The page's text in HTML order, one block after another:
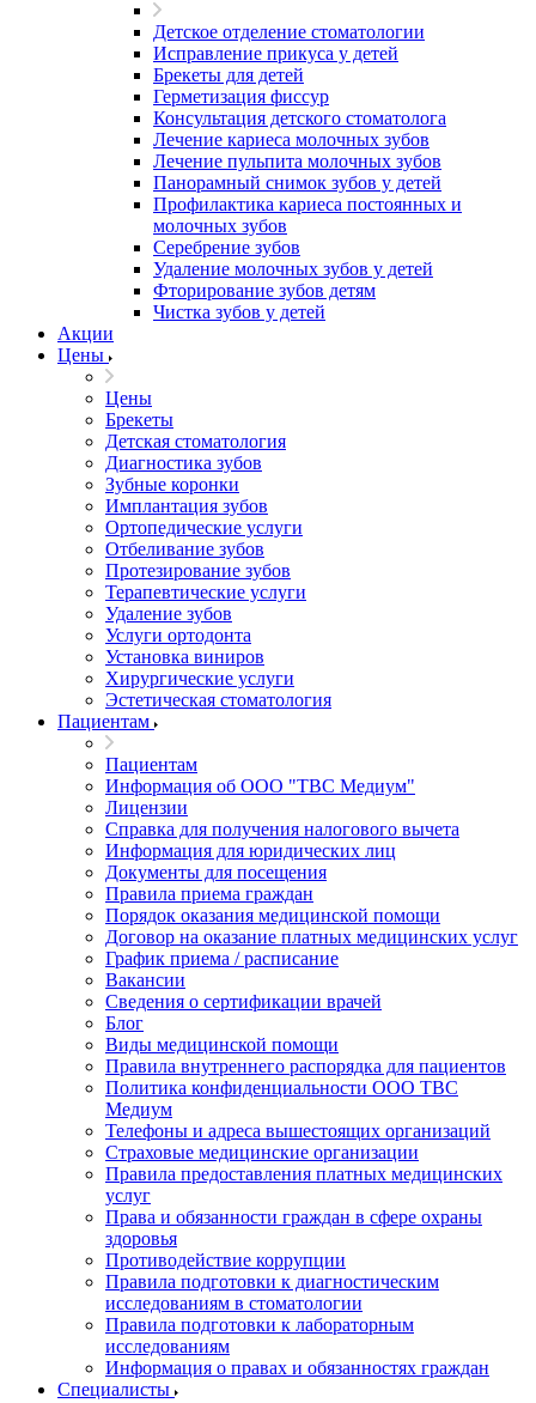
Детское отделение стоматологии
Исправление прикуса у детей
Брекеты для детей
Герметизация фиссур
Консультация детского стоматолога
Лечение кариеса молочных зубов
Лечение пульпита молочных зубов
Панорамный снимок зубов у детей
Профилактика кариеса постоянных и
молочных зубов
Серебрение зубов
Удаление молочных зубов у детей
Фторирование зубов детям
Чистка зубов у детей
Акции
Цены
Цены
Брекеты
Детская стоматология
Диагностика зубов
Зубные коронки
Имплантация зубов
Ортопедические услуги
Отбеливание зубов
Протезирование зубов
Терапевтические услуги
Удаление зубов
Услуги ортодонта
Установка виниров
Хирургические услуги
Эстетическая стоматология
Пациентам
Пациентам
Информация об ООО "ТВС Медиум"
Лицензии
Справка для получения налогового вычета
Информация для юридических лиц
Документы для посещения
Правила приема граждан
Порядок оказания медицинской помощи
Договор на оказание платных медицинских услуг
График приема / расписание
Вакансии
Сведения о сертификации врачей
Блог
Виды медицинской помощи
Правила внутреннего распорядка для пациентов
Политика конфиденциальности ООО ТВС
Медиум
Телефоны и адреса вышестоящих организаций
Страховые медицинские организации
Правила предоставления платных медицинских
услуг
Права и обязанности граждан в сфере охраны
здоровья
Противодействие коррупции
Правила подготовки к диагностическим
исследованиям в стоматологии
Правила подготовки к лабораторным
исследованиям
Информация о правах и обязанностях граждан
Специалисты